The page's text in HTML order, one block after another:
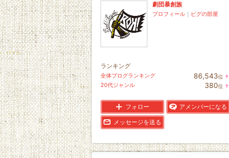
劇団暴創族
プロフィール ｜ ピグの部屋
ランキング
全体ブログランキング 86,543位 ↑
20代ジャンル 380位 ↑
フォロー アメンバーになる
メッセージを送る